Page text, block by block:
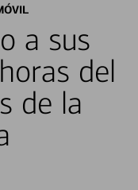
a sus
del
de la